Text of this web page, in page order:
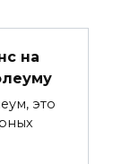
на
это